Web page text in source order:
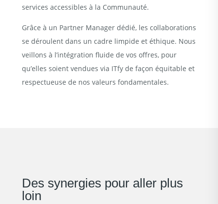
services accessibles à la Communauté.
Grâce à un Partner Manager dédié, les collaborations
se déroulent dans un cadre limpide et éthique. Nous
veillons à l’intégration fluide de vos offres, pour
qu’elles soient vendues via ITfy de façon équitable et
respectueuse de nos valeurs fondamentales.
Des synergies pour aller plus
loin